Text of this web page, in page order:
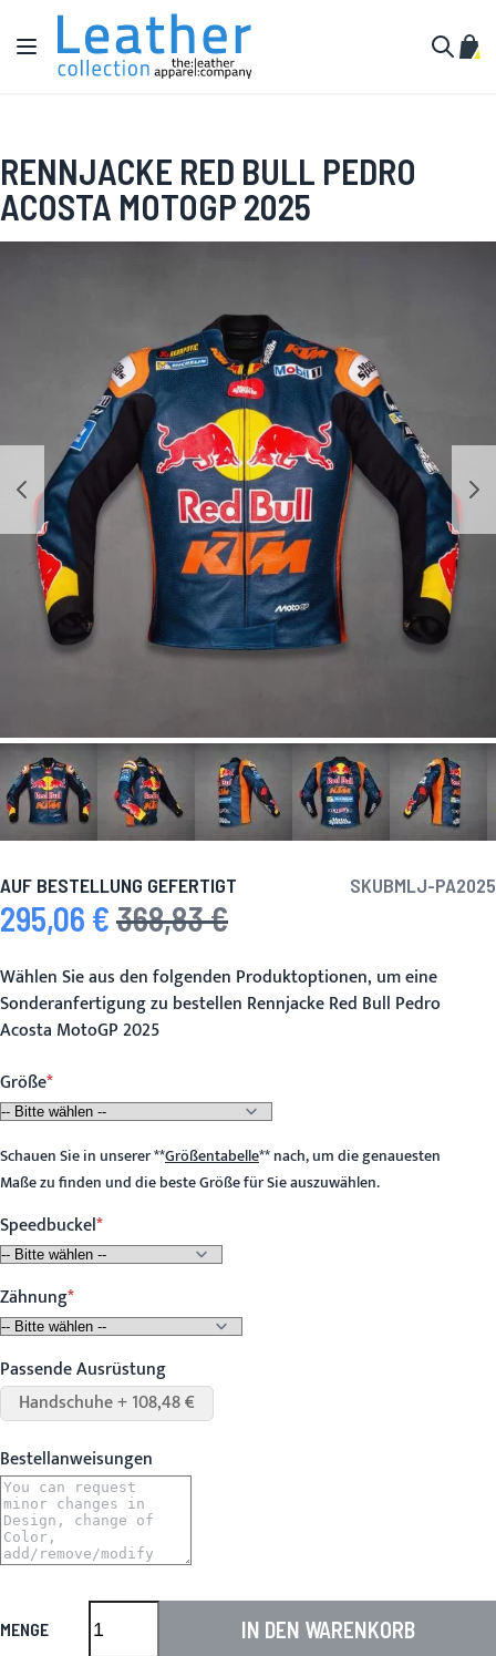
Zum Inhalt springen
Navigation umschalten
RENNJACKE RED BULL PEDRO
ACOSTA MOTOGP 2025
AUF BESTELLUNG GEFERTIGT SKUBMLJ-PA2025
Sonderpreis
295,06 € Regulärer Preis
368,83 €
Wählen Sie aus den folgenden Produktoptionen, um eine
Sonderanfertigung zu bestellen Rennjacke Red Bull Pedro
Acosta MotoGP 2025
Größe
Schauen Sie in unserer**Größentabelle**nach, um die genauesten
Maße zu finden und die beste Größe für Sie auszuwählen.
Speedbuckel
Zähnung
Passende Ausrüstung
Handschuhe + 108,48 €
Bestellanweisungen
MENGE IN DEN WARENKORB